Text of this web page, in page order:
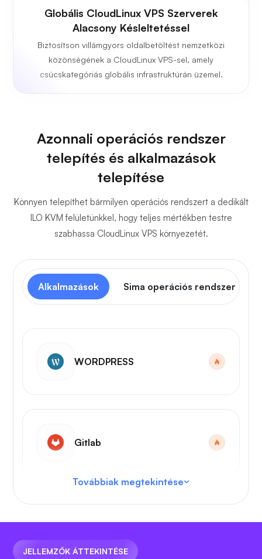
Globális CloudLinux VPS Szerverek
Alacsony Késleltetéssel
Biztosítson villámgyors oldalbetöltést nemzetközi
közönségének a CloudLinux VPS-sel, amely
csúcskategóriás globális infrastruktúrán üzemel.
Azonnali operációs rendszer
telepítés és alkalmazások
telepítése
Könnyen telepíthet bármilyen operációs rendszert a dedikált
ILO KVM felületünkkel, hogy teljes mértékben testre
szabhassa CloudLinux VPS környezetét.
Alkalmazások Sima operációs rendszer
WORDPRESS
Gitlab
VS kód
Továbbiak megtekintése
JELLEMZŐK ÁTTEKINTÉSE